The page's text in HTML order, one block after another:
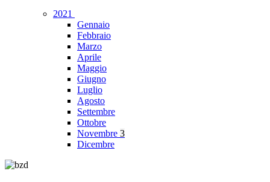
2021
Gennaio
Febbraio
Marzo
Aprile
Maggio
Giugno
Luglio
Agosto
Settembre
Ottobre
Novembre 3
Dicembre